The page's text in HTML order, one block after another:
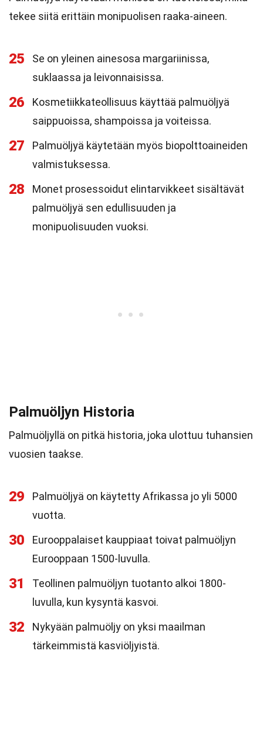
tekee siitä erittäin monipuolisen raaka-aineen.
25
Se on yleinen ainesosa margariinissa,
suklaassa ja leivonnaisissa.
26
Kosmetiikkateollisuus käyttää palmuöljyä
saippuoissa, shampoissa ja voiteissa.
27
Palmuöljyä käytetään myös biopolttoaineiden
valmistuksessa.
28
Monet prosessoidut elintarvikkeet sisältävät
palmuöljyä sen edullisuuden ja
monipuolisuuden vuoksi.
Palmuöljyn Historia
Palmuöljyllä on pitkä historia, joka ulottuu tuhansien
vuosien taakse.
29
Palmuöljyä on käytetty Afrikassa jo yli 5000
vuotta.
30
Eurooppalaiset kauppiaat toivat palmuöljyn
Eurooppaan 1500-luvulla.
31
Teollinen palmuöljyn tuotanto alkoi 1800-
luvulla, kun kysyntä kasvoi.
32
Nykyään palmuöljy on yksi maailman
tärkeimmistä kasviöljyistä.